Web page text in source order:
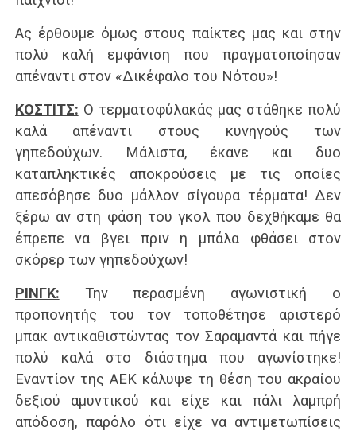
Ας έρθουμε όμως στους παίκτες μας και στην
πολύ καλή εμφάνιση που πραγματοποίησαν
απέναντι στον «Δικέφαλο του Νότου»!
KOΣΤΙΤΣ: Ο τερματοφύλακάς μας στάθηκε πολύ
καλά απέναντι στους κυνηγούς των
γηπεδούχων. Μάλιστα, έκανε και δυο
καταπληκτικές αποκρούσεις με τις οποίες
απεσόβησε δυο μάλλον σίγουρα τέρματα! Δεν
ξέρω αν στη φάση του γκολ που δεχθήκαμε θα
έπρεπε να βγει πριν η μπάλα φθάσει στον
σκόρερ των γηπεδούχων!
ΡΙΝΓΚ: Την περασμένη αγωνιστική ο
προπονητής του τον τοποθέτησε αριστερό
μπακ αντικαθιστώντας τον Σαραμαντά και πήγε
πολύ καλά στο διάστημα που αγωνίστηκε!
Εναντίον της ΑΕΚ κάλυψε τη θέση του ακραίου
δεξιού αμυντικού και είχε και πάλι λαμπρή
απόδοση, παρόλο ότι είχε να αντιμετωπίσεις